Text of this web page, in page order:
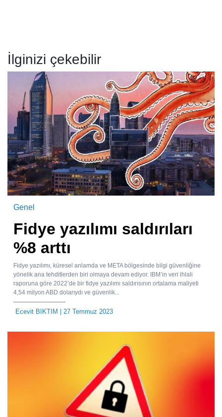
İlginizi çekebilir
Genel
Fidye yazılımı saldırıları
%8 arttı
Fidye yazılımı, küresel anlamda ve META bölgesinde bilgi güvenliğine
yönelik ana tehditlerden biri olmaya devam ediyor. IBM’in veri ihlali
raporuna göre 2022’de bir fidye yazılımı saldırısının ortalama maliyeti
4,54 milyon ABD dolarıydı ve güvenlik...
Ecevit BIKTIM | 27 Temmuz 2023